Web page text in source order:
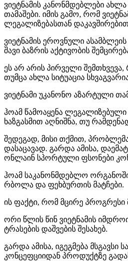
ვიეტნამის კანონმდებლები
თამაშები. იმის გამო, რომ
ლეგალიზებასთან
ვიეტნამის ეროვნული
შავი ბაზრის აქტივობის
ეს არ არის პირველი შემთხვევა,
თუმცა ახლა სიტუაცია
ვიეტნამი უკანონო აზარტული
ჰოამ წამოაყენა
ხაზგასმით აღნიშნა, თუ
შედეგად, მისი თქმით,
დასაცავად. გარდა ამისა,
ონლაინ სპორტული ფსონები
ჰოამ საკანონმდებლო
რბოლა და ფეხბურთის მატჩები.
ის ფაქტი, რომ მცირე პროგრესი
ორი წლის წინ ვიეტნამის
ტრასების დაშვების შესახებ.
გარდა ამისა, იგეგმება მსგავსი
კონცეფციიდან პროდუქტზე